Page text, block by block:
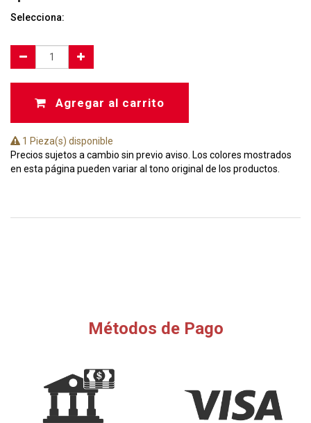
Selecciona:
Agregar al carrito
1 Pieza(s) disponible
Precios sujetos a cambio sin previo aviso. Los colores mostrados
en esta página pueden variar al tono original de los productos.
Métodos de Pago